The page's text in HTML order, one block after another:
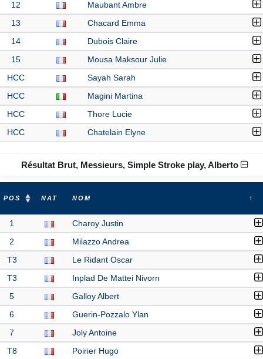
12 Maubant Ambre
13 Chacard Emma
14 Dubois Claire
15 Mousa Maksour Julie
HCC Sayah Sarah
HCC Magini Martina
HCC Thore Lucie
HCC Chatelain Elyne
Résultat Brut, Messieurs, Simple Stroke play, Alberto
POS NAT NOM
1 Charoy Justin
2 Milazzo Andrea
T3 Le Ridant Oscar
T3 Inplad De Mattei Nivorn
5 Galloy Albert
6 Guerin-Pozzalo Ylan
7 Joly Antoine
T8 Poirier Hugo